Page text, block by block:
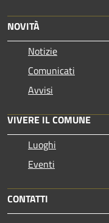
NOVITÀ
Notizie
Comunicati
Avvisi
VIVERE IL COMUNE
Luoghi
Eventi
CONTATTI